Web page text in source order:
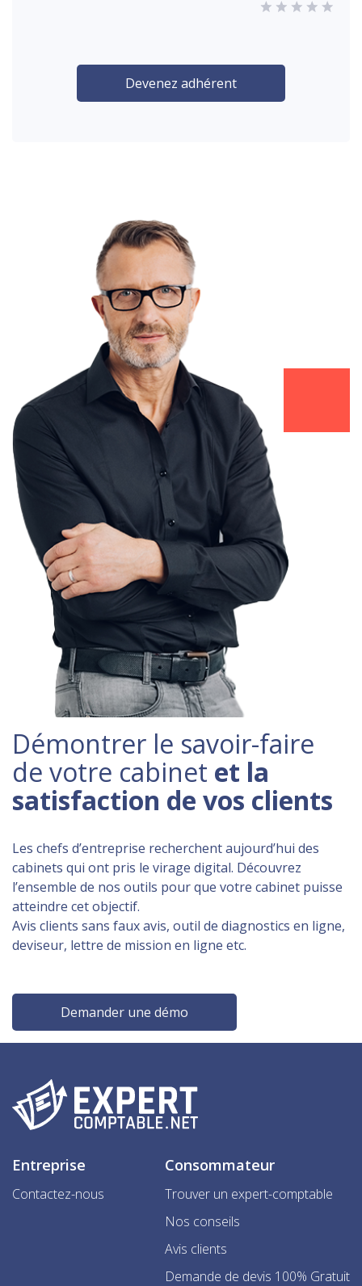
Devenez adhérent
Démontrer le savoir-faire
de votre cabinet et la
satisfaction de vos clients
Les chefs d’entreprise recherchent aujourd’hui des
cabinets qui ont pris le virage digital. Découvrez
l’ensemble de nos outils pour que votre cabinet puisse
atteindre cet objectif.
Avis clients sans faux avis, outil de diagnostics en ligne,
deviseur, lettre de mission en ligne etc.
Demander une démo
Entreprise
Contactez-nous
Consommateur
Trouver un expert-comptable
Nos conseils
Avis clients
Demande de devis 100% Gratuit